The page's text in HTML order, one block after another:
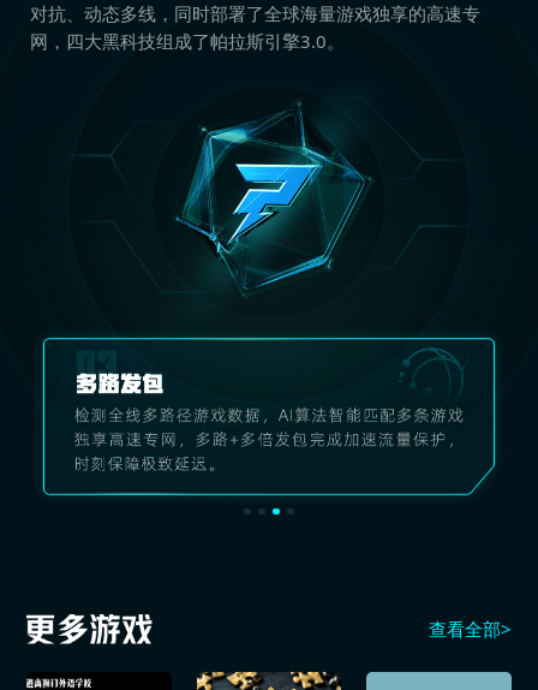
对抗、动态多线，同时部署了全球海量游戏独享的高速专
网，四大黑科技组成了帕拉斯引擎3.0。
查看全部>